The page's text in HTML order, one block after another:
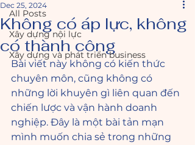
All Posts
Xây dựng nội lực
Xây dựng và phát triển business
Không có áp lực, không
có thành công
Dec 25, 2024
Bài viết này không có kiến thức
chuyên môn, cũng không có
những lời khuyên gì liên quan đến
chiến lược và vận hành doanh
nghiệp. Đây là một bài tản mạn
mình muốn chia sẻ trong những